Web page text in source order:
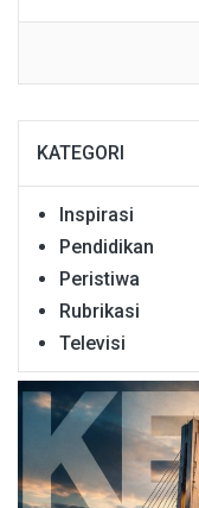
KATEGORI
Inspirasi
Pendidikan
Peristiwa
Rubrikasi
Televisi